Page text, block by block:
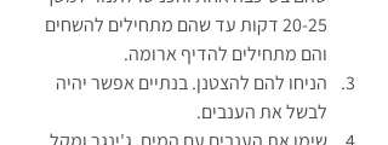
20-25 דקות עד שהם מתחילים להשחים
והם מתחילים להדיף ארומה.
הניחו להם להצטנן. בנתיים אפשר יהיה
לבשל את הענבים.